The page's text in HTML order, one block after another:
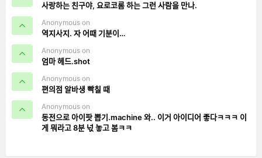
사랑하는 친구야, 요로코롬 하는 그런 사람을 만나.
Anonymous on
역지사지. 자 어때 기분이…
Anonymous on
엄마 헤드.shot
Anonymous on
편의점 알바생 빡칠 때
Anonymous on
동전으로 아이팟 뽑기.machine 와.. 이거 아이디어 좋다ㅋㅋㅋ 이
게 뭐라고 8분 넋 놓고 봄ㅋㅋ